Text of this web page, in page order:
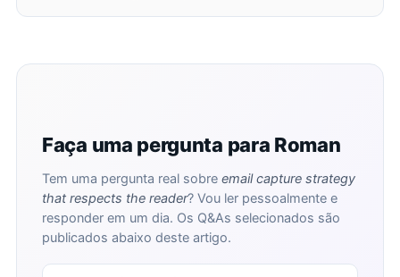
Faça uma pergunta para Roman
Tem uma pergunta real sobre email capture strategy
that respects the reader? Vou ler pessoalmente e
responder em um dia. Os Q&As selecionados são
publicados abaixo deste artigo.